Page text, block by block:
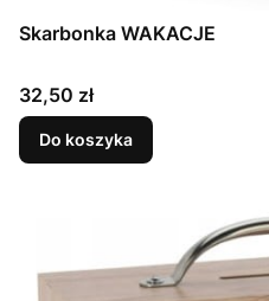
Skarbonka WAKACJE
Cena
32,50 zł
Do koszyka